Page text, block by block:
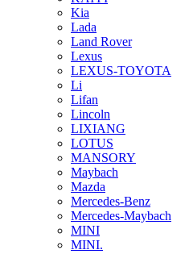
Kia
Lada
Land Rover
Lexus
LEXUS-TOYOTA
Li
Lifan
Lincoln
LIXIANG
LOTUS
MANSORY
Maybach
Mazda
Mercedes-Benz
Mercedes-Maybach
MINI
MINI.